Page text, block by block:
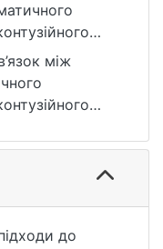
імені
123456789/43
між
робота
Київ,
123456789/43
до